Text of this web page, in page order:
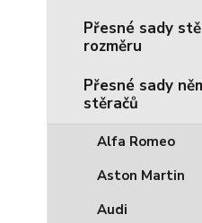
Přesné sady
rozměru
Přesné sady
stěračů
Alfa Romeo
Aston Martin
Audi